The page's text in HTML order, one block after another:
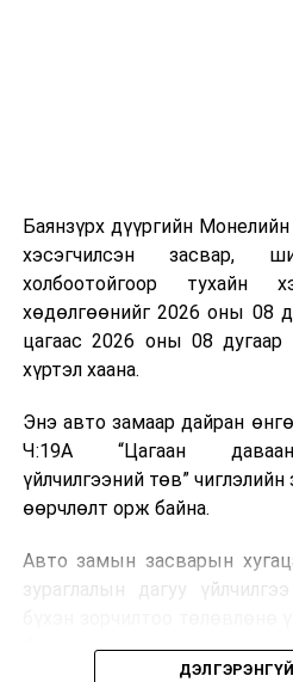
болон дулааны эрчим хүч
болдог. Зарим
үлдэх үнснээс фосфор
авах боломжтой аж.
Япон, Герман, Швейцар,
зэрэг улс лаг хатаах,
байна. Тухайлбал, Германд
гарсан үнснээс фосфор
ашигладаг бол
боловсруулах
Ийнхүү лаг хатаах,
улсад өргөн ашиглаж байна.
Баянзүрх дүүргийн
хэсэгчилсэн засвар,
холбоотойгоор тухайн
хөдөлгөөнийг 2026 оны 08
цагаас 2026 оны 08
хүртэл хаана.
Энэ авто замаар дайран
Ч:19А “Цагаан
үйлчилгээний төв”
өөрчлөлт орж байна.
Авто замын засварын
зураглалын дагуу
бодлогын газраас